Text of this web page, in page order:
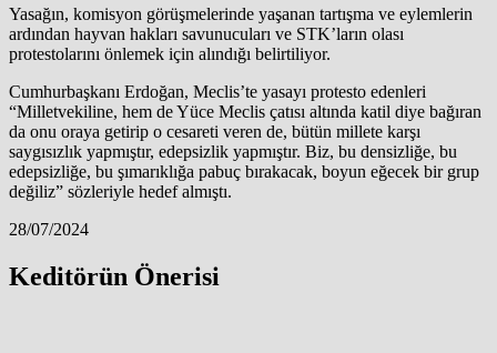
Yasağın, komisyon görüşmelerinde yaşanan tartışma ve eylemlerin
ardından hayvan hakları savunucuları ve STK’ların olası
protestolarını önlemek için alındığı belirtiliyor.
Cumhurbaşkanı Erdoğan, Meclis’te yasayı protesto edenleri
“Milletvekiline, hem de Yüce Meclis çatısı altında katil diye bağıran
da onu oraya getirip o cesareti veren de, bütün millete karşı
saygısızlık yapmıştır, edepsizlik yapmıştır. Biz, bu densizliğe, bu
edepsizliğe, bu şımarıklığa pabuç bırakacak, boyun eğecek bir grup
değiliz” sözleriyle hedef almıştı.
28/07/2024
Keditörün Önerisi